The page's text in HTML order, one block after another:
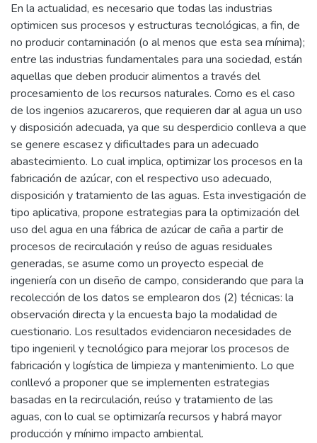
En la actualidad, es necesario que todas las industrias
optimicen sus procesos y estructuras tecnológicas, a fin, de
no producir contaminación (o al menos que esta sea mínima);
entre las industrias fundamentales para una sociedad, están
aquellas que deben producir alimentos a través del
procesamiento de los recursos naturales. Como es el caso
de los ingenios azucareros, que requieren dar al agua un uso
y disposición adecuada, ya que su desperdicio conlleva a que
se genere escasez y dificultades para un adecuado
abastecimiento. Lo cual implica, optimizar los procesos en la
fabricación de azúcar, con el respectivo uso adecuado,
disposición y tratamiento de las aguas. Esta investigación de
tipo aplicativa, propone estrategias para la optimización del
uso del agua en una fábrica de azúcar de caña a partir de
procesos de recirculación y reúso de aguas residuales
generadas, se asume como un proyecto especial de
ingeniería con un diseño de campo, considerando que para la
recolección de los datos se emplearon dos (2) técnicas: la
observación directa y la encuesta bajo la modalidad de
cuestionario. Los resultados evidenciaron necesidades de
tipo ingenieril y tecnológico para mejorar los procesos de
fabricación y logística de limpieza y mantenimiento. Lo que
conllevó a proponer que se implementen estrategias
basadas en la recirculación, reúso y tratamiento de las
aguas, con lo cual se optimizaría recursos y habrá mayor
producción y mínimo impacto ambiental.